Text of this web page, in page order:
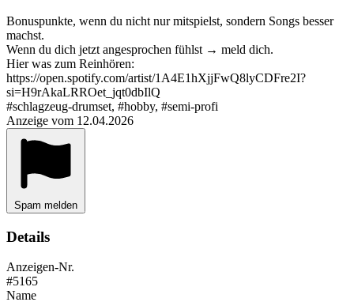
Bonuspunkte, wenn du nicht nur mitspielst, sondern Songs besser
machst.
Wenn du dich jetzt angesprochen fühlst → meld dich.
Hier was zum Reinhören:
https://open.spotify.com/artist/1A4E1hXjjFwQ8lyCDFre2I?
si=H9rAkaLRROet_jqt0dbIlQ
#schlagzeug-drumset, #hobby, #semi-profi
Anzeige vom 12.04.2026
Spam melden
Details
Anzeigen-Nr.
#5165
Name